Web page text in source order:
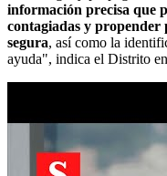
información precisa que
contagiadas y propender
segura, así como la
ayuda", indica el Distrito